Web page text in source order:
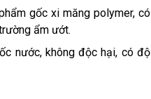
gốc xi măng polymer, có
ẩm ướt.
nước, không độc hại, có độ